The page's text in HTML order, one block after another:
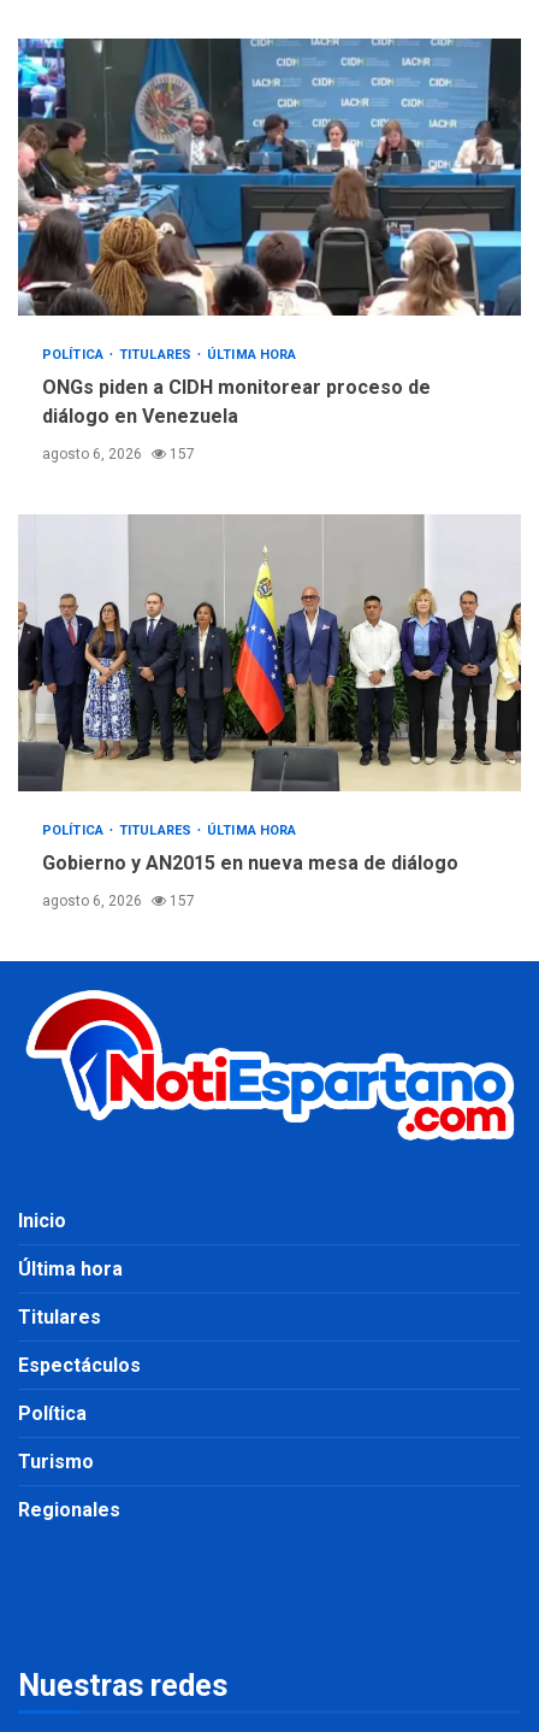
POLÍTICA TITULARES ÚLTIMA HORA
ONGs piden a CIDH monitorear proceso de
diálogo en Venezuela
agosto 6, 2026 157
POLÍTICA TITULARES ÚLTIMA HORA
Gobierno y AN2015 en nueva mesa de diálogo
agosto 6, 2026 157
Inicio
Última hora
Titulares
Espectáculos
Política
Turismo
Regionales
Nuestras redes